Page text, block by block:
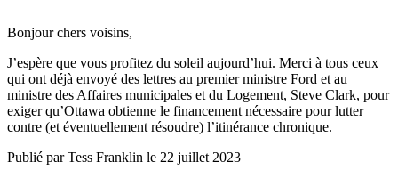
Bonjour chers voisins,
J’espère que vous profitez du soleil aujourd’hui. Merci à tous ceux
qui ont déjà envoyé des lettres au premier ministre Ford et au
ministre des Affaires municipales et du Logement, Steve Clark, pour
exiger qu’Ottawa obtienne le financement nécessaire pour lutter
contre (et éventuellement résoudre) l’itinérance chronique.
Publié parTess Franklin le 22 juillet 2023